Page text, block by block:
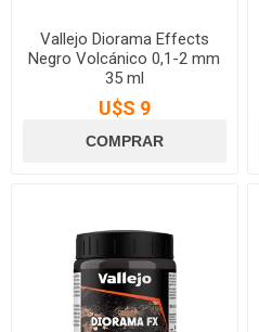
Vallejo Diorama Effects
Negro Volcánico 0,1-2 mm
35 ml
U$S 9